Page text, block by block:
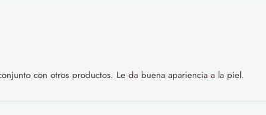
con otros productos. Le da buena apariencia a la piel.